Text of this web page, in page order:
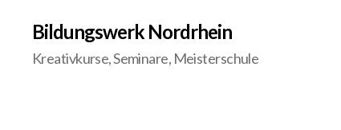
Bildungswerk Nordrhein
Kreativkurse, Seminare, Meisterschule